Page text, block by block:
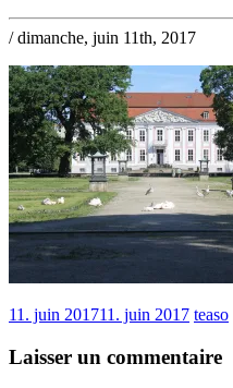
/ dimanche, juin 11th, 2017
11. juin 201711. juin 2017 teaso
Laisser un commentaire